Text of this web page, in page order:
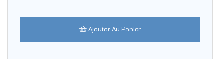
Ajouter Au Panier